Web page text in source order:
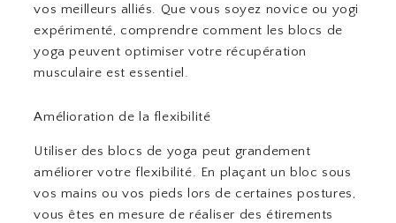
vos meilleurs alliés. Que vous soyez novice ou yogi
expérimenté, comprendre comment les blocs de
yoga peuvent optimiser votre récupération
musculaire est essentiel.
Amélioration de la flexibilité
Utiliser des blocs de yoga peut grandement
améliorer votre flexibilité. En plaçant un bloc sous
vos mains ou vos pieds lors de certaines postures,
vous êtes en mesure de réaliser des étirements